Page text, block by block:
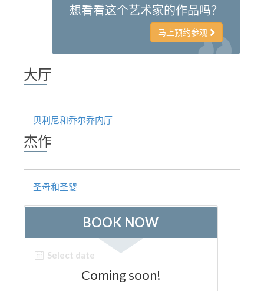
考古学博物馆
伽利略博物馆
Vasari Corridor
现在预定
预约导游
Only Tickets Fast Track Entrance
想看看这个艺术家的作品吗？
马上预约参观
大厅
贝利尼和乔尔乔内厅
杰作
圣母和圣婴